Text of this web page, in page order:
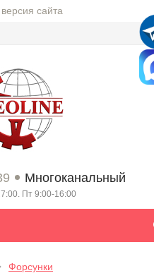
сайта
Многоканальный
Пт 9:00-16:00
Форсунки